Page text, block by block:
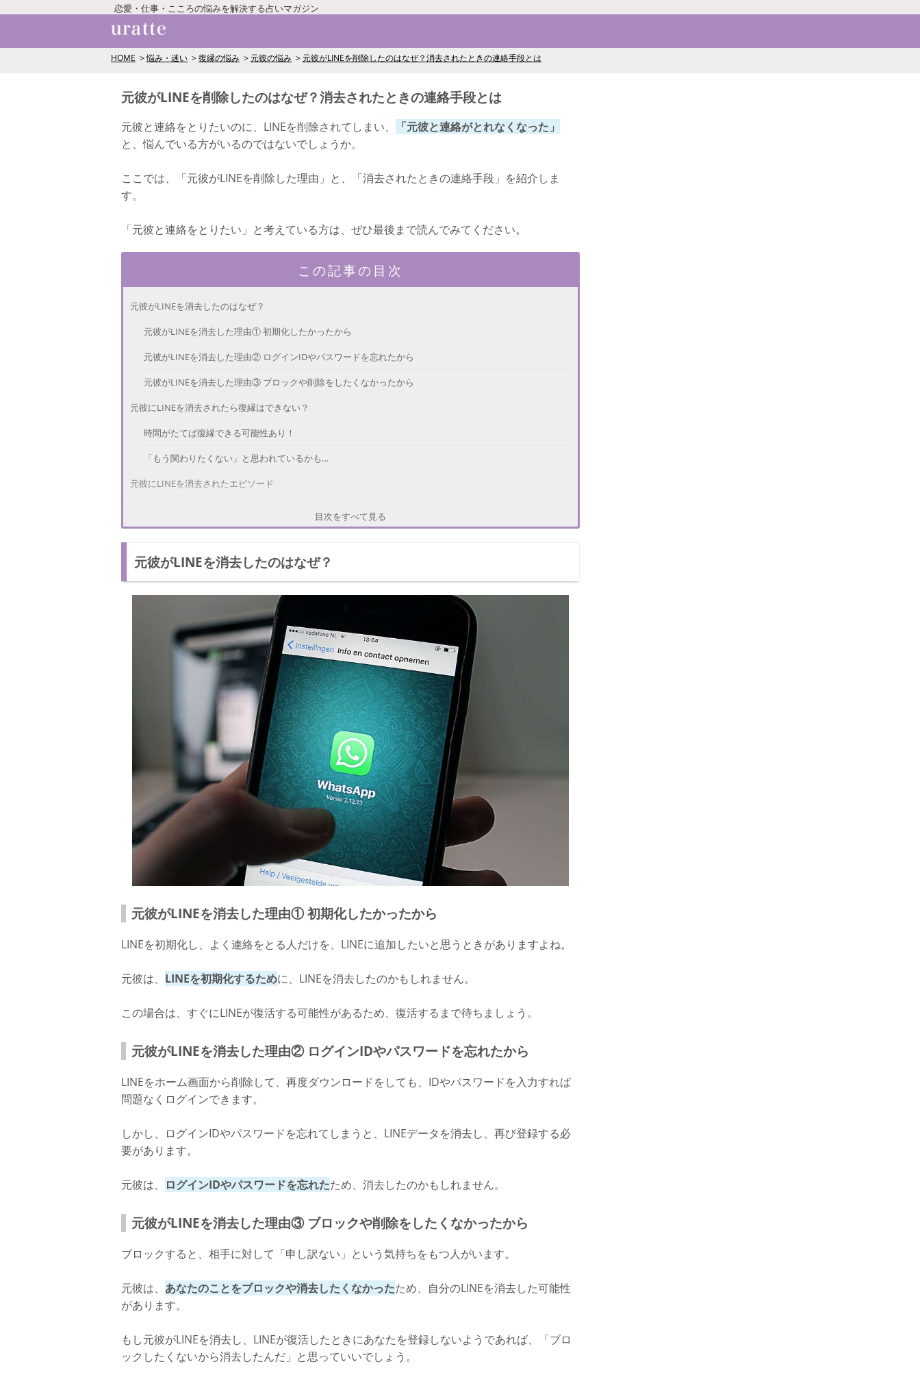
恋愛・仕事・こころの悩みを解決する占いマガジン
HOME 悩み・迷い 復縁の悩み 元彼の悩み 元彼がLINEを削除したのはなぜ？消去されたときの連絡手段とは
元彼がLINEを削除したのはなぜ？消去されたときの連絡手段とは
元彼と連絡をとりたいのに、LINEを削除されてしまい、
「元彼と連絡がとれなくなった」
と、悩んでいる方がいるのではないでしょうか。
ここでは、「元彼がLINEを削除した理由」と、「消去されたときの連絡手段」を紹介しま
す。
「元彼と連絡をとりたい」と考えている方は、ぜひ最後まで読んでみてください。
この記事の目次
元彼がLINEを消去したのはなぜ？
元彼がLINEを消去した理由① 初期化したかったから
元彼がLINEを消去した理由② ログインIDやパスワードを忘れたから
元彼がLINEを消去した理由③ ブロックや削除をしたくなかったから
元彼にLINEを消去されたら復縁はできない？
時間がたてば復縁できる可能性あり！
「もう関わりたくない」と思われているかも…
元彼にLINEを消去されたエピソード
元彼にLINEを消去されたときの連絡手段② SNSのダイレクトメッセージ
元彼にLINEを消去されたときの連絡手段③ 共通の友人にお願いする
目次をすべて見る
元彼がLINEを消去したのはなぜ？
元彼がLINEを消去した理由① 初期化したかったから
LINEを初期化し、よく連絡をとる人だけを、LINEに追加したいと思うときがありますよね。
元彼は、 LINEを初期化するために、LINEを消去したのかもしれません。
この場合は、すぐにLINEが復活する可能性があるため、復活するまで待ちましょう。
元彼がLINEを消去した理由② ログインIDやパスワードを忘れたから
LINEをホーム画面から削除して、再度ダウンロードをしても、IDやパスワードを入力すれば
問題なくログインできます。
しかし、ログインIDやパスワードを忘れてしまうと、LINEデータを消去し、再び登録する必
要があります。
元彼は、 ログインIDやパスワードを忘れたため、消去したのかもしれません。
元彼がLINEを消去した理由③ ブロックや削除をしたくなかったから
ブロックすると、相手に対して「申し訳ない」という気持ちをもつ人がいます。
元彼は、 あなたのことをブロックや消去したくなかったため、自分のLINEを消去した可能性
があります。
もし元彼がLINEを消去し、LINEが復活したときにあなたを登録しないようであれば、「ブロ
ックしたくないから消去したんだ」と思っていいでしょう。